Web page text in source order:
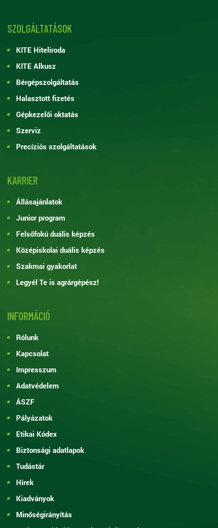
SZOLGÁLTATÁSOK
KITE Hiteliroda
KITE Alkusz
Bérgépszolgáltatás
Halasztott fizetés
Gépkezelői oktatás
Szerviz
Precíziós szolgáltatások
KARRIER
Állásajánlatok
Junior program
Felsőfokú duális képzés
Középiskolai duális képzés
Szakmai gyakorlat
Legyél Te is agrárgépész!
INFORMÁCIÓ
Rólunk
Kapcsolat
Impresszum
Adatvédelem
ÁSZF
Pályázatok
Etikai Kódex
Biztonsági adatlapok
Tudástár
Hírek
Kiadványok
Minőségirányítás